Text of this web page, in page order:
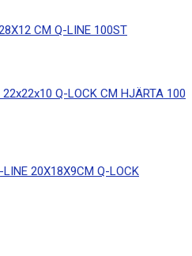
CM Q-LINE 100ST
22x22x10 Q-LOCK CM HJÄRTA 100
LINE 20X18X9CM Q-LOCK